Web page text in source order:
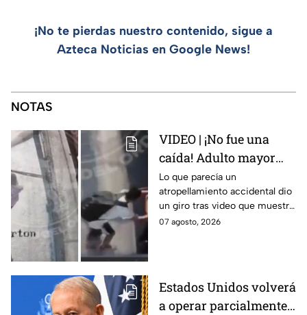
¡No te pierdas nuestro contenido, sigue a
Azteca Noticias en Google News!
NOTAS
VIDEO | ¡No fue una
caída! Adulto mayor
muere atropellado por
tráiler; joven lo empujó
en Monterrey
Lo que parecía un
atropellamiento accidental dio
un giro tras video que muestra
cómo un joven empujó a
07 agosto, 2026
Estados Unidos volverá
a operar parcialmente